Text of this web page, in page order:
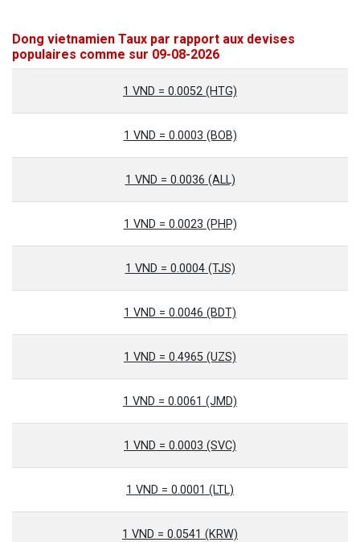
Dong vietnamien Taux par rapport aux devises
populaires comme sur 09-08-2026
1 VND = 0.0052 (HTG)
1 VND = 0.0003 (BOB)
1 VND = 0.0036 (ALL)
1 VND = 0.0023 (PHP)
1 VND = 0.0004 (TJS)
1 VND = 0.0046 (BDT)
1 VND = 0.4965 (UZS)
1 VND = 0.0061 (JMD)
1 VND = 0.0003 (SVC)
1 VND = 0.0001 (LTL)
1 VND = 0.0541 (KRW)